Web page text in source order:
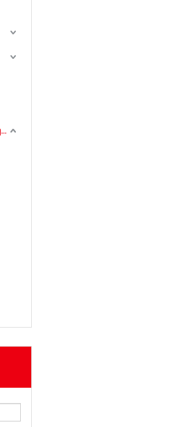
ბაღის სარწყავი ინსტრუმენტი